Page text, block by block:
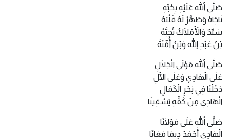
صَلَّى اللهُ عَلَيْهِ بِحُبِّهِ
نَاجَاهُ وَطَهَّرْ لَهُ قَلْبَهُ
سَيِّدٌ وَالْأَمْلَاكُ تُحِبُّهُ
بْنُ عَبْدِ اللهِ وَبْنُ أُمِّنَةَ
صَلَّى اللهُ مَوْلَى الْجَلَالِ
عَلَى الْهَادِي وَعَلَى الْآلِ
دَخَلْنَا فِي بَحْرِ الْكَمَالِ
الْهَادِي مِنْ كَفِّهِ يَسْقِينَا
صَلَّى اللهُ عَلَى مَوْلَانَا
الْهَادِي أَحْمَدْ دِيمَا مَعَانَا